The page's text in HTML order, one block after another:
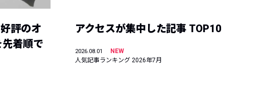
評のオ
着順で
アクセスが集中した記事 TOP10
2026.08.01
NEW
人気記事ランキング 2026年7月